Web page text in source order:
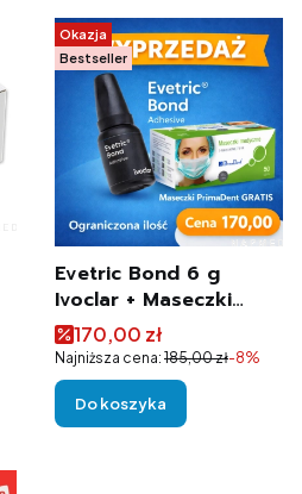
Okazja
Bestseller
Evetric Bond 6 g
Ivoclar + Maseczki
PrimaDent 50szt
dowolny kolor
Cena promocyjna
170,00 zł
Najniższa cena: 185,00 zł-8%
Do koszyka